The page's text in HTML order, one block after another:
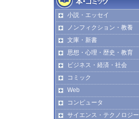
小説・エッセイ
ノンフィクション・教養
文庫・新書
思想・心理・歴史・教育
ビジネス・経済・社会
コミック
Web
コンピュータ
サイエンス・テクノロジー